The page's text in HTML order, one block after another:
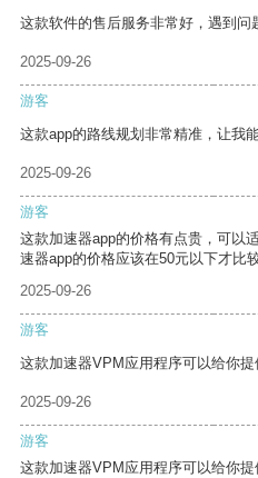
这款软件的售后服务非常好，遇到问
2025-09-26
游客
这款app的路线规划非常精准，让我
2025-09-26
游客
这款加速器app的价格有点贵，可以
速器app的价格应该在50元以下才比较
2025-09-26
游客
这款加速器VPM应用程序可以给你提
2025-09-26
游客
这款加速器VPM应用程序可以给你